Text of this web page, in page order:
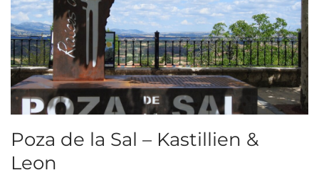
Poza de la Sal – Kastillien &
Leon